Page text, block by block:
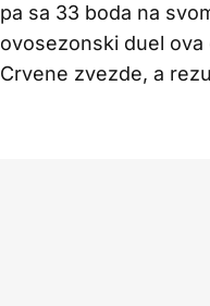
pa sa 33 boda na
ovosezonski duel
Crvene zvezde, a